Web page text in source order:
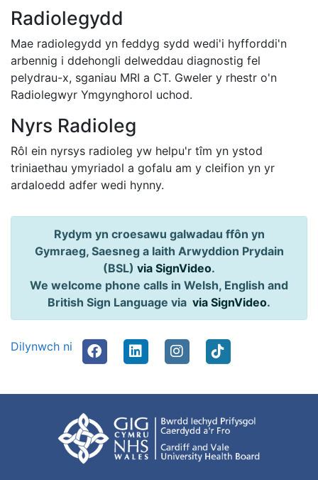
Radiolegydd
Mae radiolegydd yn feddyg sydd wedi'i hyfforddi'n
arbennig i ddehongli delweddau diagnostig fel
pelydrau-x, sganiau MRI a CT. Gweler y rhestr o'n
Radiolegwyr Ymgynghorol uchod.
Nyrs Radioleg
Rôl ein nyrsys radioleg yw helpu'r tîm yn ystod
triniaethau ymyriadol a gofalu am y cleifion yn yr
ardaloedd adfer wedi hynny.
Rydym yn croesawu galwadau ffôn yn
Gymraeg, Saesneg a Iaith Arwyddion Prydain
(BSL) via SignVideo.
We welcome phone calls in Welsh, English and
British Sign Language via via SignVideo.
Dilynwch ni